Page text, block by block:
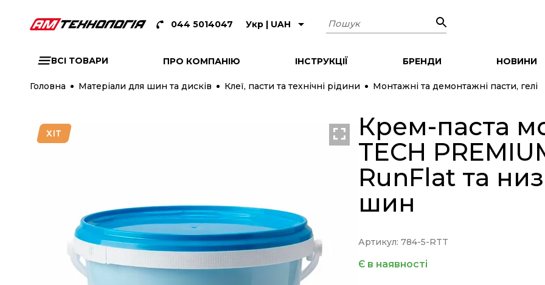
044 5014047 Укр | UAH Пошук
ВСІ ТОВАРИ ПРО КОМПАНІЮ ІНСТРУКЦІЇ БРЕНДИ НОВИНИ
Головна Матеріали для шин та дисків Клеї, пасти та технічні рідини Монтажні та демонтажні пасти, гелі
ХІТ ХІТ
Крем-паста
TECH
RunFlat та
шин
Артикул: 784-5-RTT
Є в наявності